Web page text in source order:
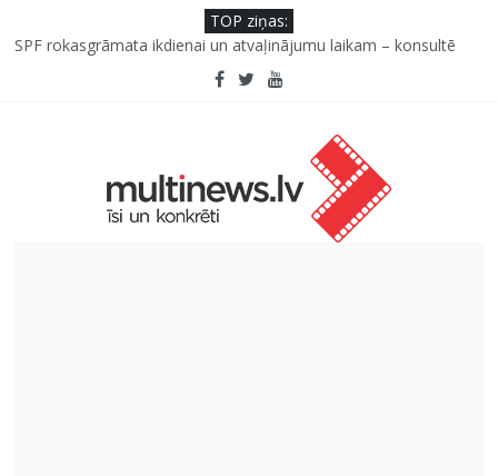
TOP ziņas:
SPF rokasgrāmata ikdienai un atvaļinājumu laikam – konsultē
Iniciatīvā “Daru labu dabai” aicina palīdzēt atjaunot Jašas upes
Septiņas profesijas, kas izturēs mākslīgā intelekta laikmetu
Kāpēc padomju militāro mantojumu ir svarīgi izprast arī šodien
un kā to palīdz paveikt papildinātā realitāte
Kad bērns atsakās no dārzeņiem: padomi un receptes, kas var